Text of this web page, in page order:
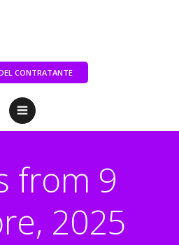
CONTRATANTE
from 9
2025